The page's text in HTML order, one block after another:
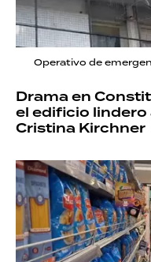
Operativo de
Drama en
el edificio
Cristina Kirchner